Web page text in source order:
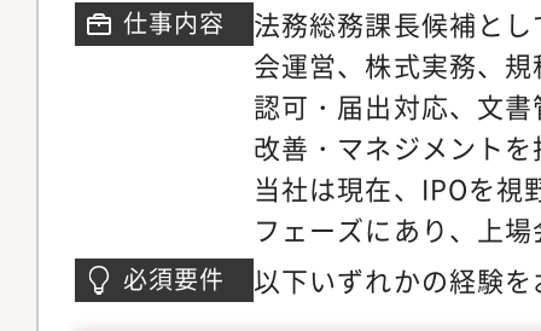
仕事内容
法務総務課長候補と
会運営、株式実務、
認可・届出対応、文
改善・マネジメント
当社は現在、IPOを視
フェーズにあり、上
体制、法務総務機能
必須要件
以下いずれかの経験